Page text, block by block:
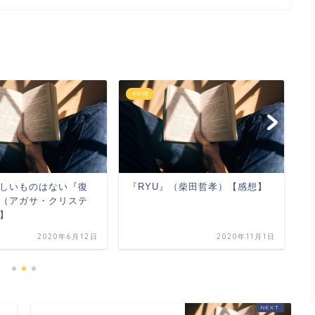
いものはない『復
アガサ・クリステ
2020年6月12日
その他
『RYU』（柴田哲孝）【感想】
2020年11月1日